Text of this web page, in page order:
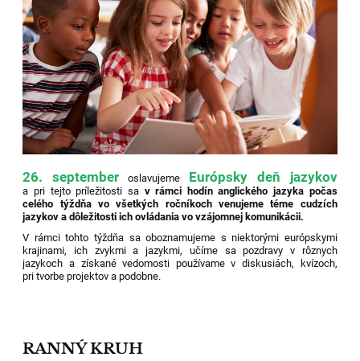
26. september oslavujeme Európsky deň jazykov
a pri tejto príležitosti sa v rámci hodín anglického jazyka počas
celého týždňa vo všetkých ročníkoch venujeme téme cudzích
jazykov a dôležitosti ich ovládania vo vzájomnej komunikácii.
V rámci tohto týždňa sa oboznamujeme s niektorými európskymi
krajinami, ich zvykmi a jazykmi, učíme sa pozdravy v rôznych
jazykoch a získané vedomosti používame v diskusiách, kvízoch,
pri tvorbe projektov a podobne.
RANNÝ KRUH